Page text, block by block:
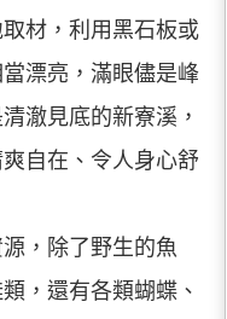
材，利用黑石板或
漂亮，滿眼儘是峰
澈見底的新寮溪，
自在、令人身心舒
，除了野生的魚
，還有各類蝴蝶、